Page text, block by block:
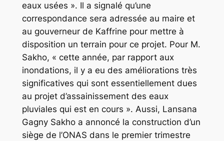
eaux usées ». Il a signalé qu’une
correspondance sera adressée au maire et
au gouverneur de Kaffrine pour mettre à
disposition un terrain pour ce projet. Pour M.
Sakho, « cette année, par rapport aux
inondations, il y a eu des améliorations très
significatives qui sont essentiellement dues
au projet d’assainissement des eaux
pluviales qui est en cours ». Aussi, Lansana
Gagny Sakho a annoncé la construction d’un
siège de l’ONAS dans le premier trimestre